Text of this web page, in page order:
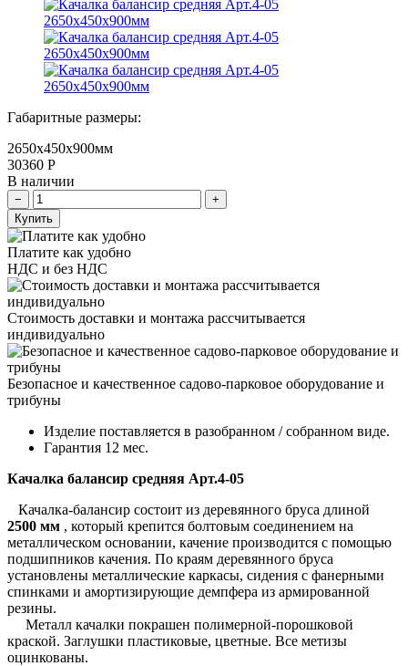
Габаритные размеры:
2650х450х900мм
30360 Р
В наличии
Купить
Платите как удобно
НДС и без НДС
Стоимость доставки и монтажа рассчитывается
индивидуально
Безопасное и качественное садово-парковое оборудование и
трибуны
Изделие поставляется в разобранном / собранном виде.
Гарантия 12 мес.
Качалка балансир средняя Арт.4-05
Качалка-балансир состоит из деревянного бруса длиной
2500 мм , который крепится болтовым соединением на
металлическом основании, качение производится с помощью
подшипников качения. По краям деревянного бруса
установлены металлические каркасы, сидения с фанерными
спинками и амортизирующие демпфера из армированной
резины.
Металл качалки покрашен полимерной-порошковой
краской. Заглушки пластиковые, цветные. Все метизы
оцинкованы.